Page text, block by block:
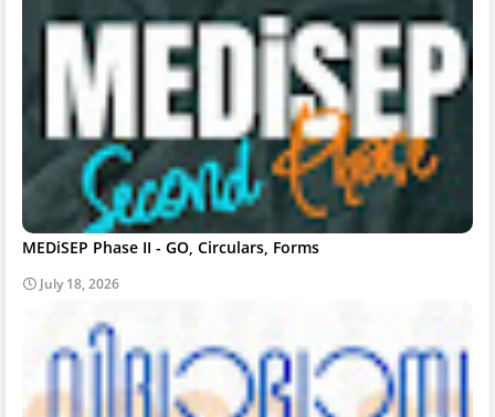
MEDiSEP Phase II - GO, Circulars, Forms
July 18, 2026